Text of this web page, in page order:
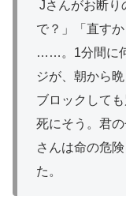
Jさんがお断り
で？」「直す
……。1分間に
ジが、朝から
ブロックして
死にそう。君
さんは命の危
た。